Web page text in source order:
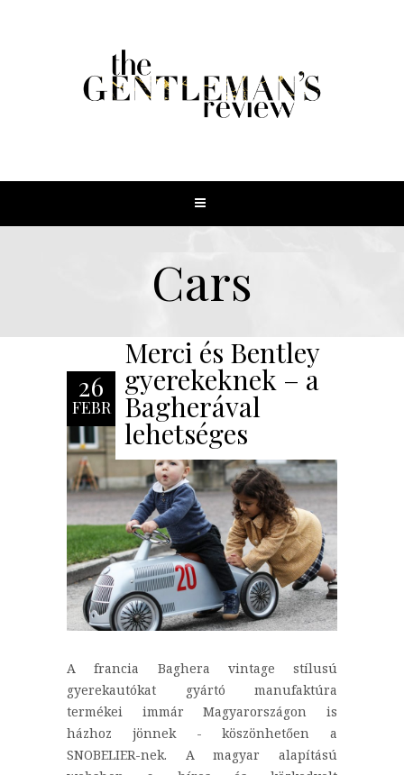
Cars
26
FEBR
Merci és Bentley
gyerekeknek – a
Bagherával
lehetséges
A francia Baghera vintage stílusú
gyerekautókat gyártó manufaktúra
termékei immár Magyarországon is
házhoz jönnek - köszönhetően a
SNOBELIER-nek. A magyar alapítású